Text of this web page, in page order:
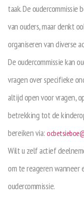
taak. De
van ouders, maar denkt
organiseren van diverse
De oudercommissie kan
vragen over specifieke
altijd open voor vragen,
betrekking tot de
bereiken via:
Wilt u zelf actief
om te reageren wanneer
oudercommissie.